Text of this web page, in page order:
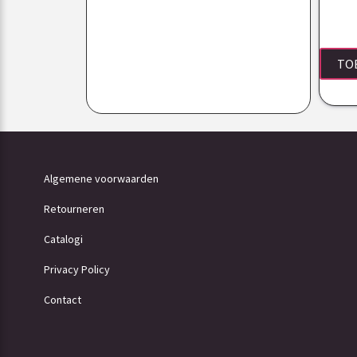
Algemene voorwaarden
Retourneren
Catalogi
Privacy Policy
Contact